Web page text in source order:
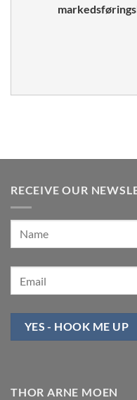
RECEIVE OUR
YES - HOOK ME UP
THOR ARNE MOEN